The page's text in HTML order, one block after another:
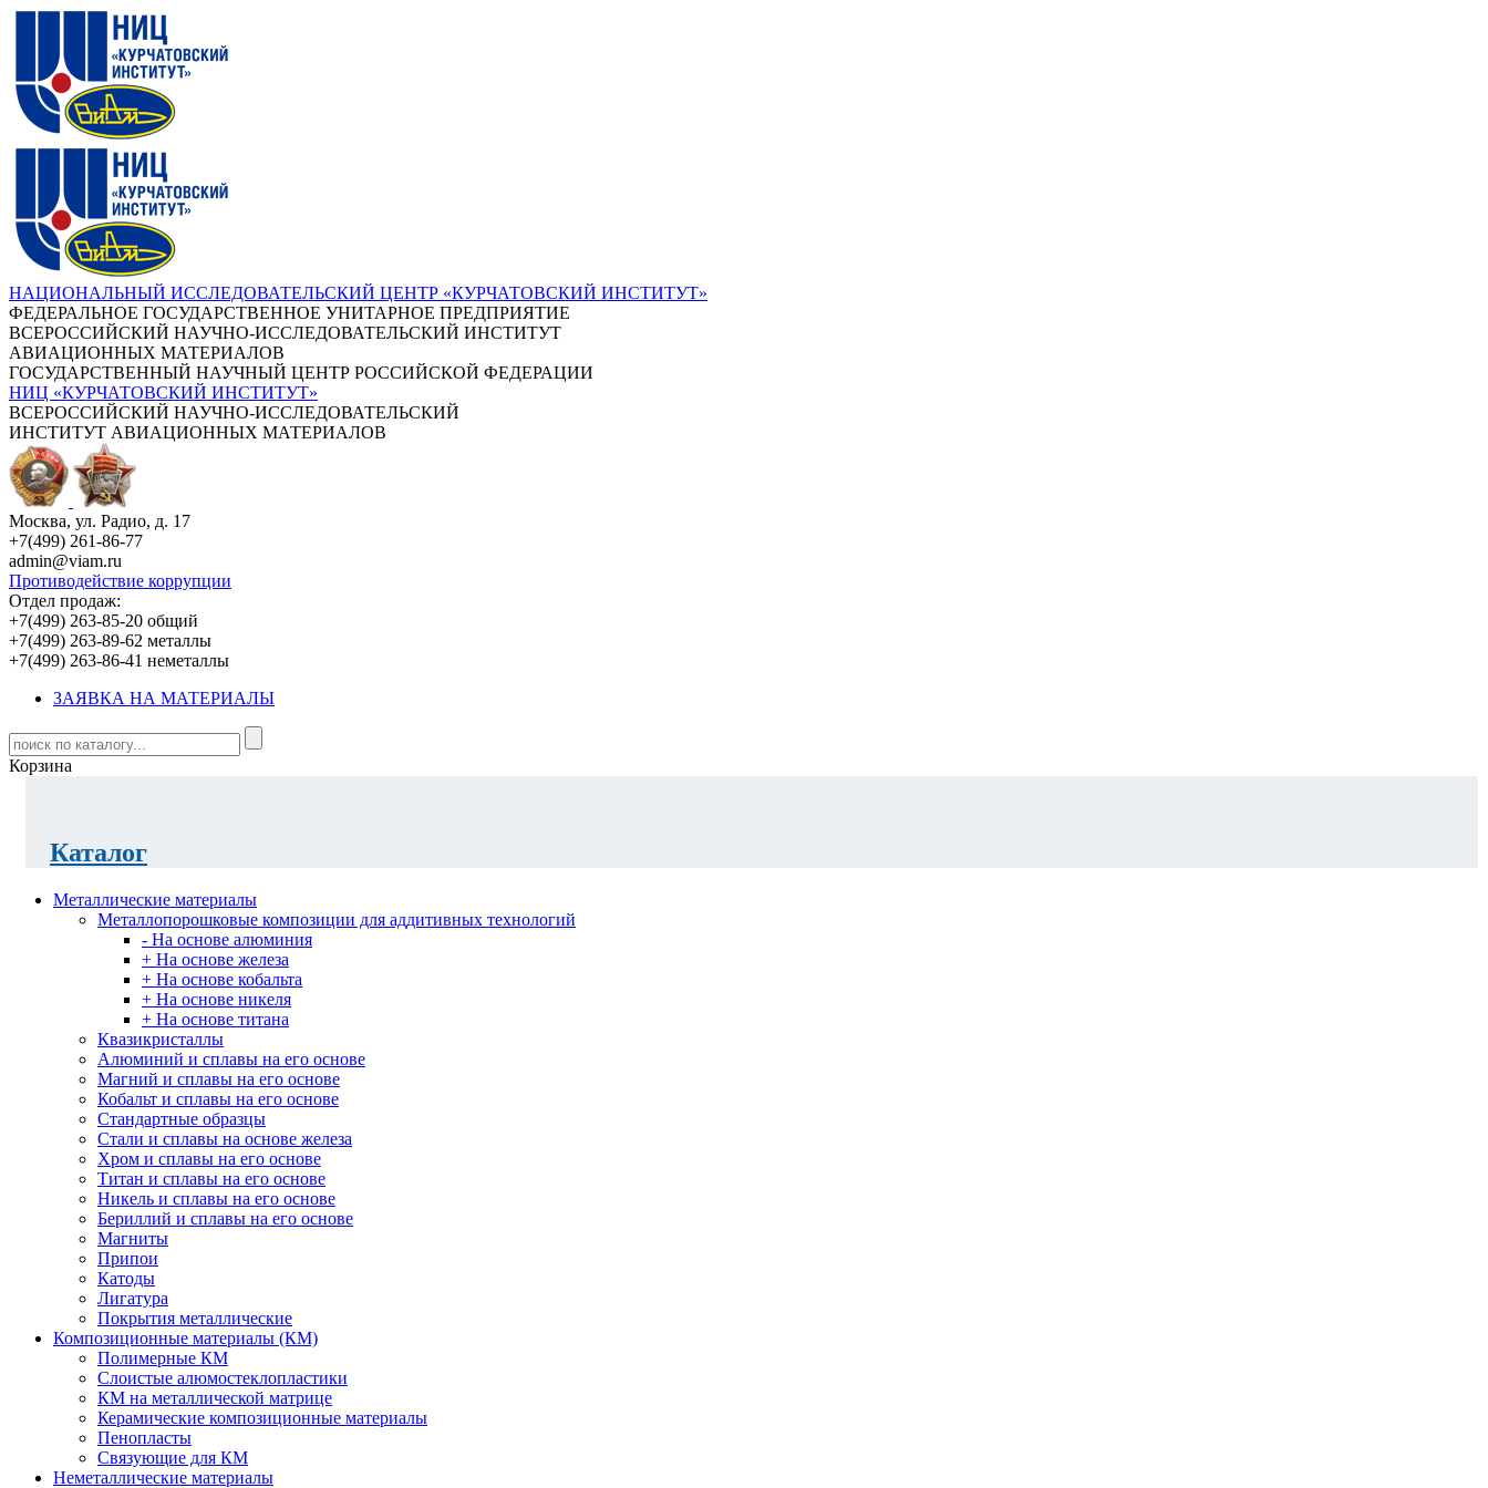
НАЦИОНАЛЬНЫЙ ИССЛЕДОВАТЕЛЬСКИЙ ЦЕНТР «КУРЧАТОВСКИЙ ИНСТИТУТ»
ФЕДЕРАЛЬНОЕ ГОСУДАРСТВЕННОЕ УНИТАРНОЕ ПРЕДПРИЯТИЕ
ВСЕРОССИЙСКИЙ НАУЧНО-ИССЛЕДОВАТЕЛЬСКИЙ ИНСТИТУТ
АВИАЦИОННЫХ МАТЕРИАЛОВ
ГОСУДАРСТВЕННЫЙ НАУЧНЫЙ ЦЕНТР РОССИЙСКОЙ ФЕДЕРАЦИИ
НИЦ «КУРЧАТОВСКИЙ ИНСТИТУТ»
ВСЕРОССИЙСКИЙ НАУЧНО-ИССЛЕДОВАТЕЛЬСКИЙ
ИНСТИТУТ АВИАЦИОННЫХ МАТЕРИАЛОВ
Москва, ул. Радио, д. 17
+7(499) 261-86-77
admin@viam.ru
Противодействие коррупции
Отдел продаж:
+7(499) 263-85-20 общий
+7(499) 263-89-62 металлы
+7(499) 263-86-41 неметаллы
ЗАЯВКА НА МАТЕРИАЛЫ
Корзина
Каталог
Металлические материалы
Металлопорошковые композиции для аддитивных технологий
- На основе алюминия
+ На основе железа
+ На основе кобальта
+ На основе никеля
+ На основе титана
Квазикристаллы
Алюминий и сплавы на его основе
Магний и сплавы на его основе
Кобальт и сплавы на его основе
Стандартные образцы
Стали и сплавы на основе железа
Хром и сплавы на его основе
Титан и сплавы на его основе
Никель и сплавы на его основе
Бериллий и сплавы на его основе
Магниты
Припои
Катоды
Лигатура
Покрытия металлические
Композиционные материалы (КМ)
Полимерные КМ
Слоистые алюмостеклопластики
КМ на металлической матрице
Керамические композиционные материалы
Пенопласты
Связующие для КМ
Неметаллические материалы